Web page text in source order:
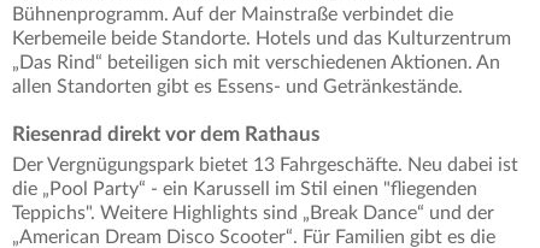
Bühnenprogramm. Auf der Mainstraße verbindet die
Kerbemeile beide Standorte. Hotels und das Kulturzentrum
„Das Rind“ beteiligen sich mit verschiedenen Aktionen. An
allen Standorten gibt es Essens- und Getränkestände.
Riesenrad direkt vor dem Rathaus
Der Vergnügungspark bietet 13 Fahrgeschäfte. Neu dabei ist
die „Pool Party“ - ein Karussell im Stil einen "fliegenden
Teppichs". Weitere Highlights sind „Break Dance“ und der
„American Dream Disco Scooter“. Für Familien gibt es die